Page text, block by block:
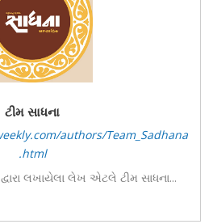
ટીમ સાધના
authors/Team_Sadhana
.html
લખાયેલા લેખ એટલે ટીમ સાધના...